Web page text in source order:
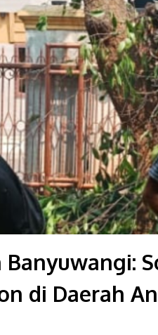
Banyuwangi:
di Daerah